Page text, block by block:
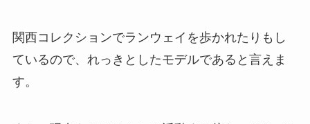
関西コレクションでランウェイを歩かれたりもし
ているので、れっきとしたモデルであると言えま
す。